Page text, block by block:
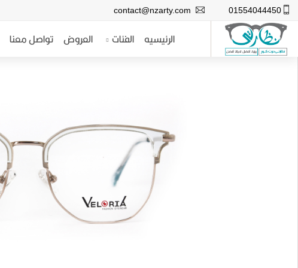
01554044450
contact@nzarty.com
الرئيسيه الفئات العروض تواصل معنا